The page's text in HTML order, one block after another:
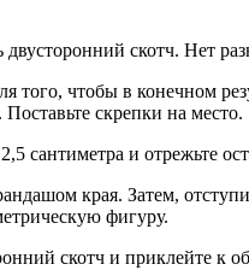
скотч. Нет
чтобы в конечном
скрепки на место.
сантиметра и отрежьте
края. Затем,
фигуру.
скотч и приклейте к